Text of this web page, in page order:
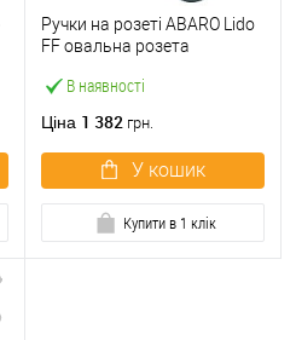
В наявності
Ручки на розеті ABARO Lido
FF овальна розета
антрацит
Ціна 1 382 грн.
У кошик
Купити в 1 клік